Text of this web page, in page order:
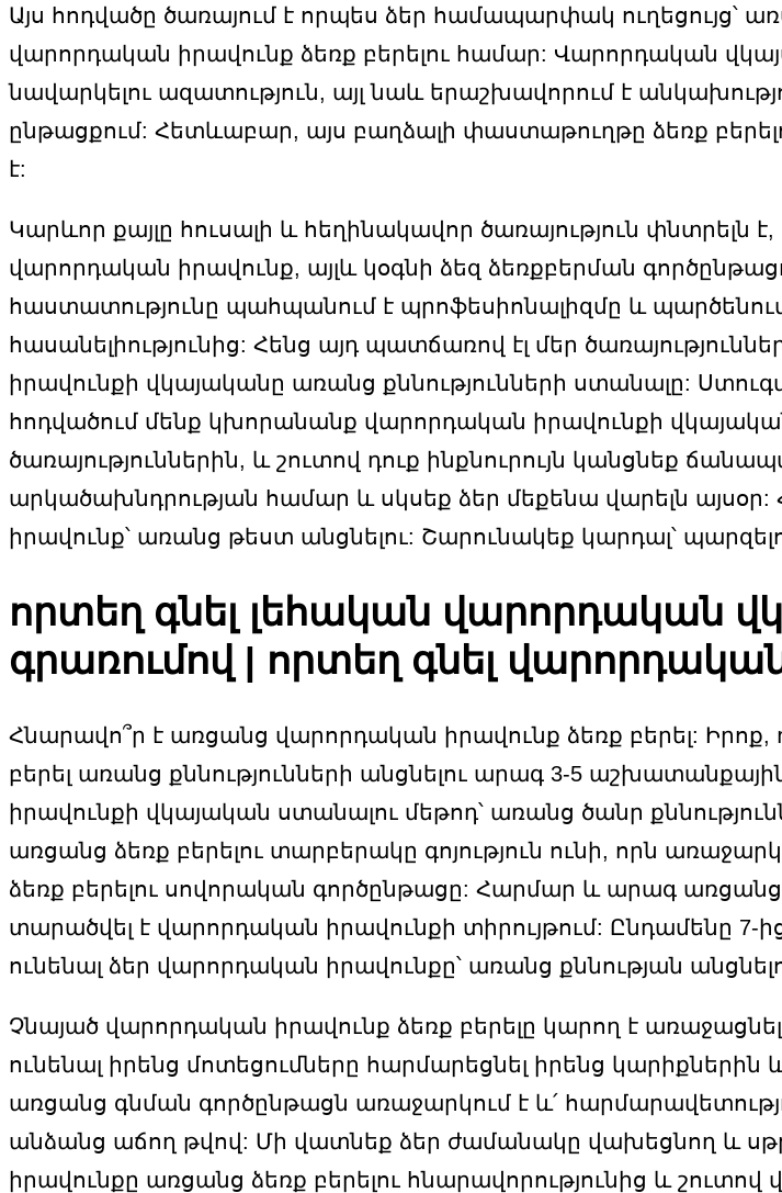
Այս հոդվածը ծառայում է որպես ձեր համապարփակ ուղեցույց՝
վարորդական իրավունք ձեռք բերելու համար: Վարորդական
նավարկելու ազատություն, այլ նաև երաշխավորում է
ընթացքում: Հետևաբար, այս բաղձալի փաստաթուղթը ձեռք
է:
Կարևոր քայլը հուսալի և հեղինակավոր ծառայություն փնտրելն
վարորդական իրավունք, այլև կօգնի ձեզ ձեռքբերման
հաստատությունը պահպանում է պրոֆեսիոնալիզմը և
հասանելիությունից: Հենց այդ պատճառով էլ մեր
իրավունքի վկայականը առանց քննությունների ստանալը:
հոդվածում մենք կխորանանք վարորդական իրավունքի
ծառայություններին, և շուտով դուք ինքնուրույն կանցնեք
արկածախնդրության համար և սկսեք ձեր մեքենա վարելն
իրավունք՝ առանց թեստ անցնելու: Շարունակեք կարդալ՝
որտեղ գնել լեհական վարորդական
գրառումով | որտեղ գնել
Հնարավո՞ր է առցանց վարորդական իրավունք ձեռք բերել:
բերել առանց քննությունների անցնելու արագ 3-5
իրավունքի վկայական ստանալու մեթոդ՝ առանց ծանր
առցանց ձեռք բերելու տարբերակը գոյություն ունի, որն
ձեռք բերելու սովորական գործընթացը: Հարմար և արագ
տարածվել է վարորդական իրավունքի տիրույթում: Ընդամենը
ունենալ ձեր վարորդական իրավունքը՝ առանց քննության
Չնայած վարորդական իրավունք ձեռք բերելը կարող է
ունենալ իրենց մոտեցումները հարմարեցնել իրենց
առցանց գնման գործընթացն առաջարկում է և՛
անձանց աճող թվով: Մի վատնեք ձեր ժամանակը վախեցնող և
իրավունքը առցանց ձեռք բերելու հնարավորությունից և շուտով